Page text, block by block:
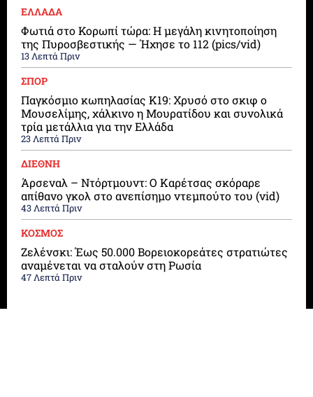
ΕΛΛΑΔΑ
Φωτιά στο Κορωπί τώρα: Η μεγάλη κινητοποίηση
της Πυροσβεστικής — Ήχησε το 112 (pics/vid)
13 Λεπτά Πριν
ΣΠΟΡ
Παγκόσμιο κωπηλασίας Κ19: Χρυσό στο σκιφ ο
Μουσελίμης, χάλκινο η Μουρατίδου και συνολικά
τρία μετάλλια για την Ελλάδα
23 Λεπτά Πριν
ΔΙΕΘΝΗ
Άρσεναλ – Ντόρτμουντ: Ο Καρέτσας σκόραρε
απίθανο γκολ στο ανεπίσημο ντεμπούτο του (vid)
43 Λεπτά Πριν
ΚΟΣΜΟΣ
Ζελένσκι: Έως 50.000 Βορειοκορεάτες στρατιώτες
αναμένεται να σταλούν στη Ρωσία
47 Λεπτά Πριν